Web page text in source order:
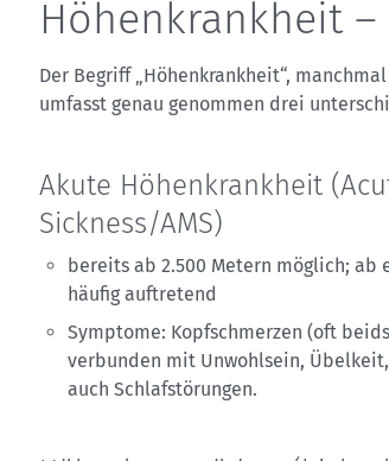
Höhenkrankheit –
Der Begriff „Höhenkrankheit“,
umfasst genau genommen drei
Akute Höhenkrankheit
Sickness/AMS)
bereits ab 2.500 Metern möglich;
häufig auftretend
Symptome: Kopfschmerzen (oft
verbunden mit Unwohlsein,
auch Schlafstörungen.